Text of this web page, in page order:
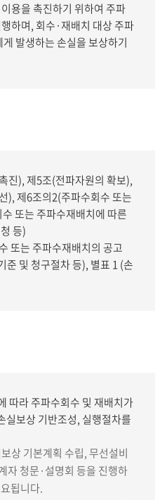
용을 촉진하기 위하여 주파
하며, 회수·재배치 대상 주파
발생하는 손실을 보상하기
진), 제5조(전파자원의 확보),
), 제6조의2(주파수회수 또는
또는 주파수재배치에 따른
등)
또는 주파수재배치의 공고
준 및 청구절차 등), 별표 1 (손
따라 주파수회수 및 재배치가
실보상 기반조성, 실행절차를
상 기본계획 수립, 무선설비
자 청문·설명회 등을 진행하
됩니다.